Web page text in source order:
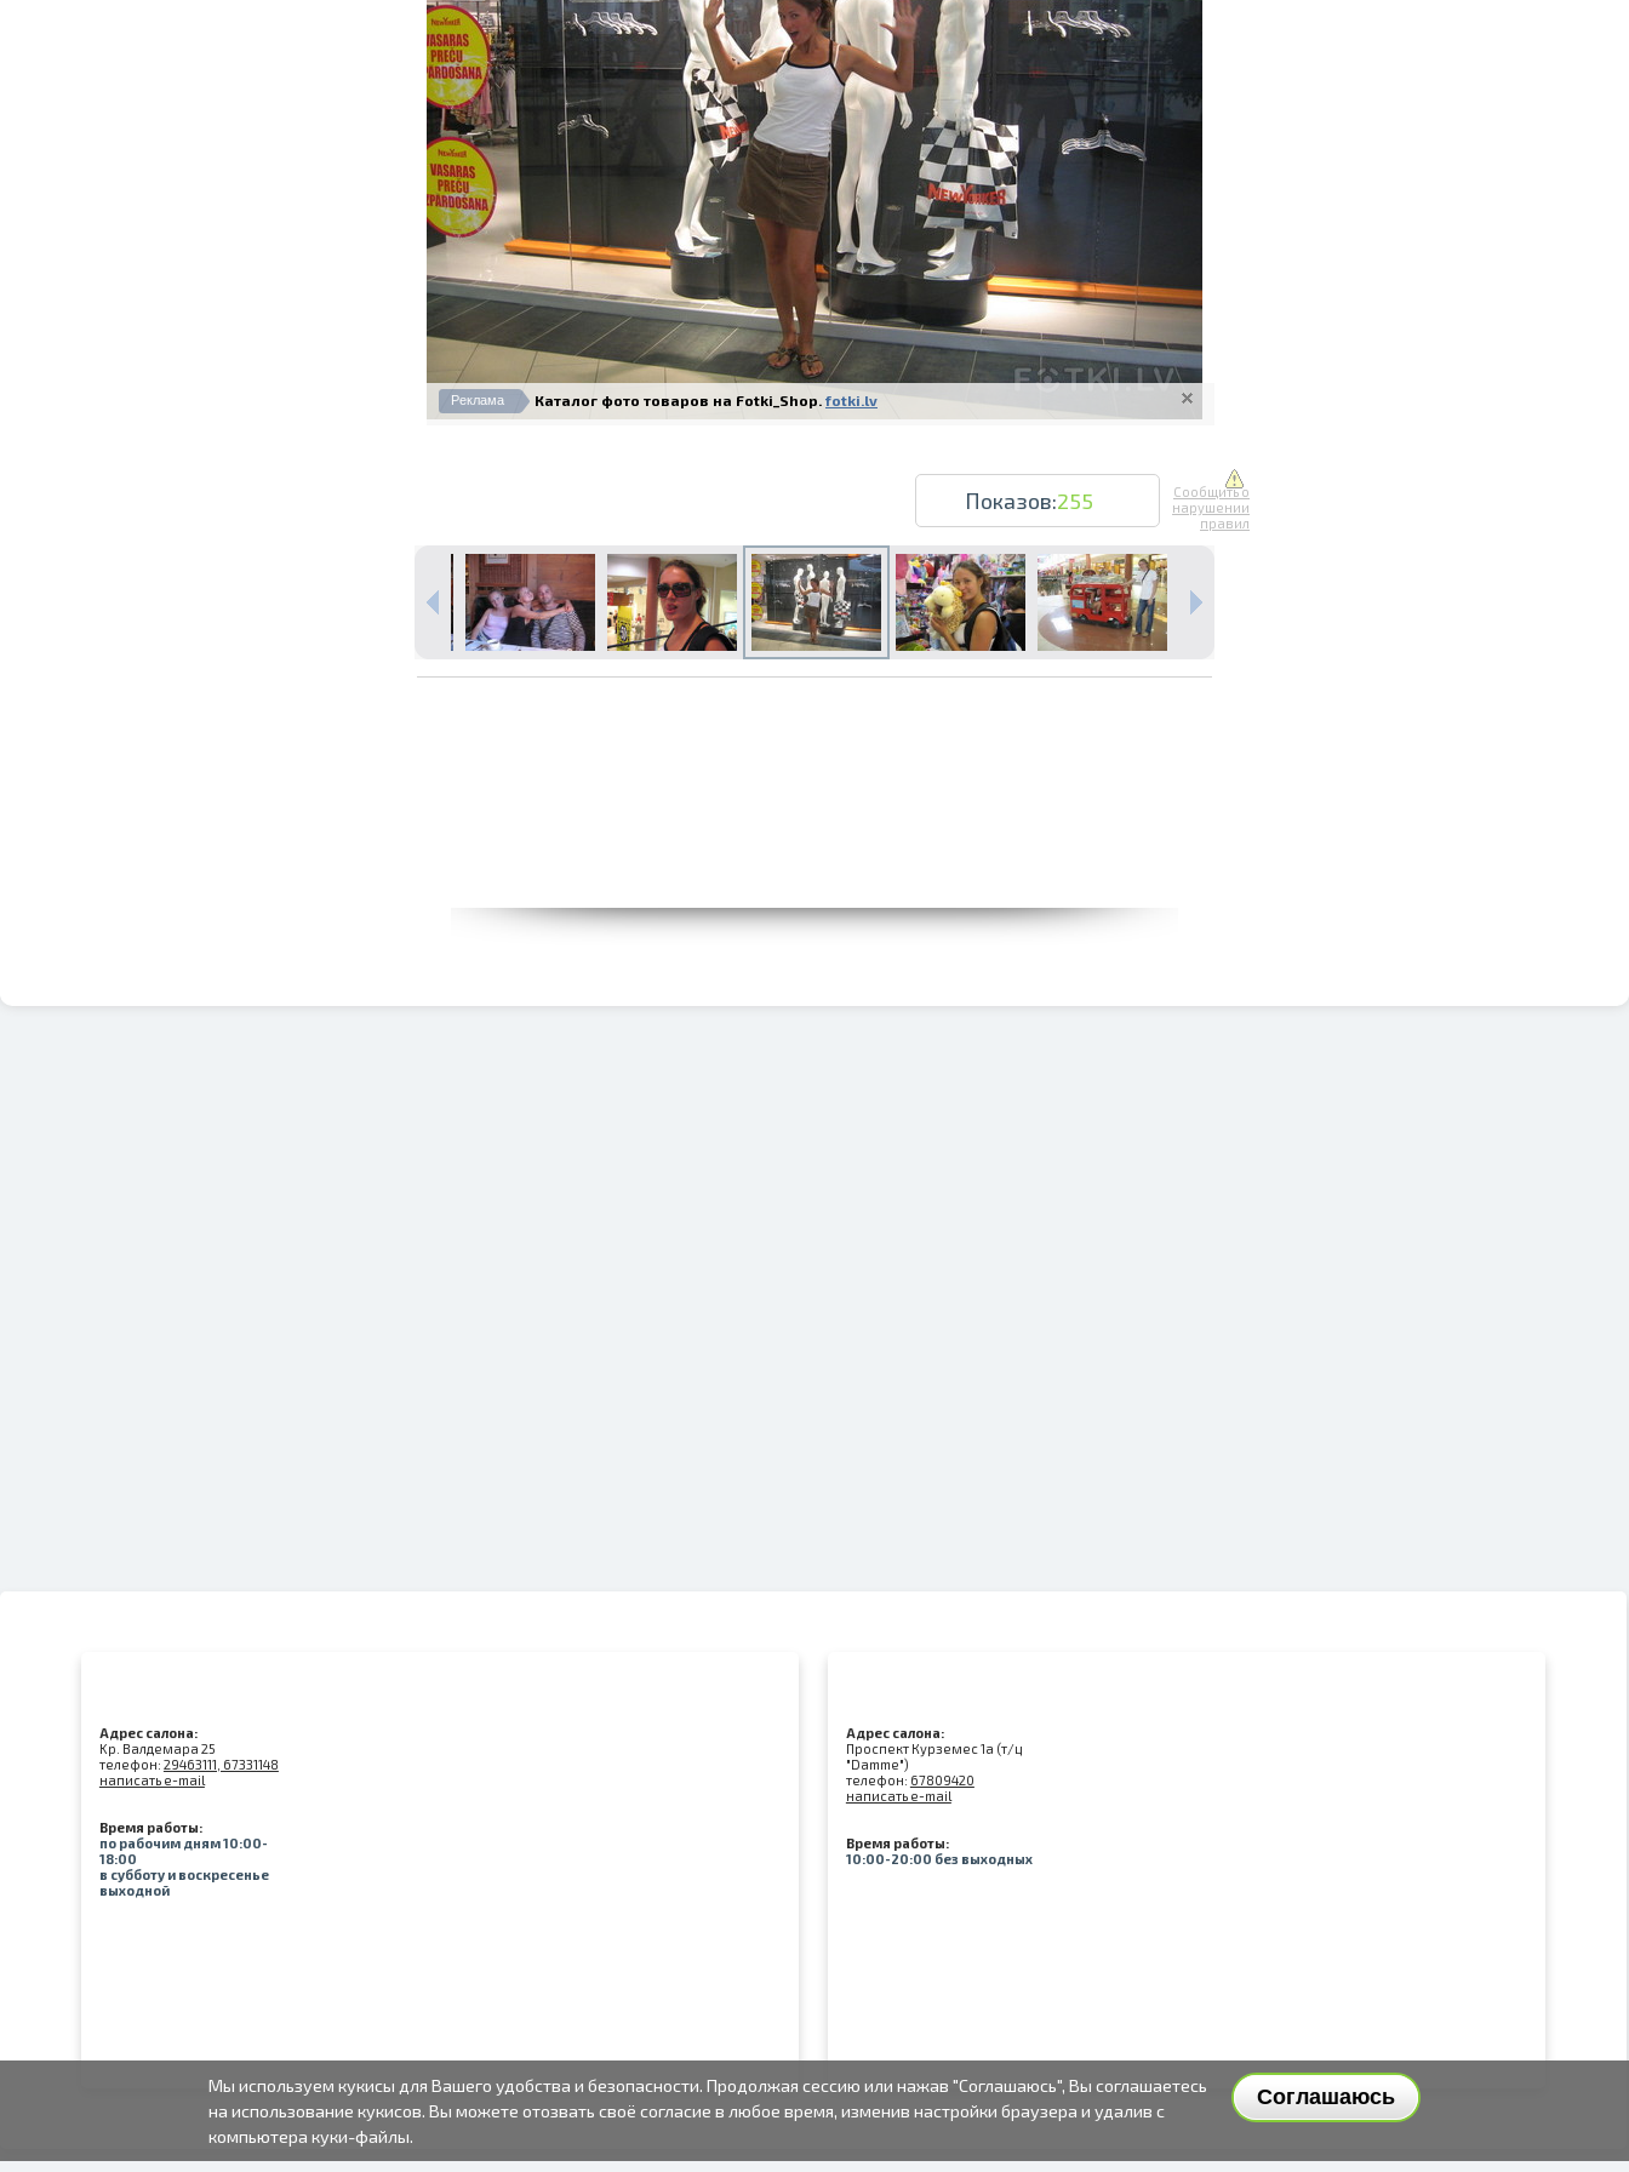
Печать в течение 1 часа в Риге – закажите онлайн
Различные форматы и виды бумаги для ваших фотографий
Доставка по всей Латвии или самовывоз
Реклама Каталог фото товаров на Fotki_Shop. fotki.lv
Показов:255
Сообщить о
нарушении
правил
Адрес салона:
Kр. Валдемара 25
телефон: 29463111, 67331148
написать e-mail
Время работы:
по рабочим дням 10:00-
18:00
в субботу и воскресенье
выходной
Адрес салона:
Проспект Курземес 1а (т/ц
"Damme")
телефон: 67809420
написать e-mail
Время работы:
10:00-20:00 без выходных
Соглашаюсь
Мы используем кукисы для Вашего удобства и безопасности. Продолжая сессию или нажав "Соглашаюсь", Вы соглашаетесь
на использование кукисов. Вы можете отозвать своё согласие в любое время, изменив настройки браузера и удалив с
компьютера куки-файлы.